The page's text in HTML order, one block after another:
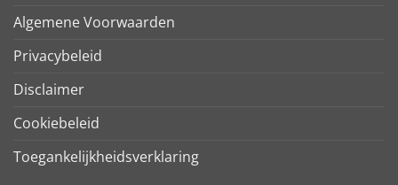
Algemene Voorwaarden
Privacybeleid
Disclaimer
Cookiebeleid
Toegankelijkheidsverklaring